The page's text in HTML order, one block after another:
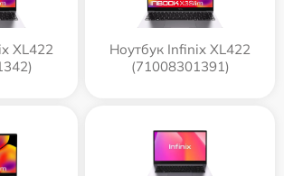
XL422
Ноутбук Infinix XL422
(71008301391)